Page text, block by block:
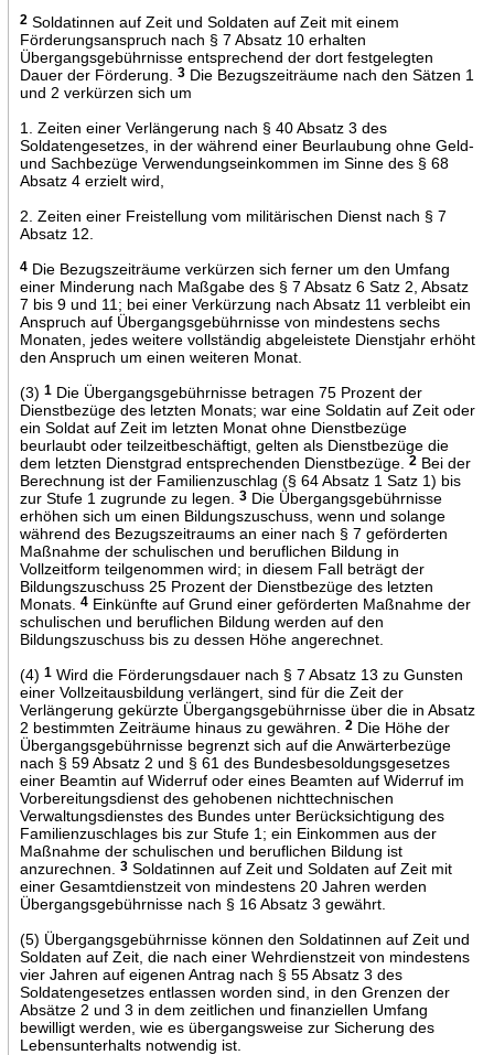
2Soldatinnen auf Zeit und Soldaten auf Zeit mit einem
Förderungsanspruch nach § 7 Absatz 10 erhalten
Übergangsgebührnisse entsprechend der dort festgelegten
Dauer der Förderung.
3Die Bezugszeiträume nach den Sätzen 1
und 2 verkürzen sich um
1. Zeiten einer Verlängerung nach § 40 Absatz 3 des
Soldatengesetzes, in der während einer Beurlaubung ohne Geld-
und Sachbezüge Verwendungseinkommen im Sinne des § 68
Absatz 4 erzielt wird,
2. Zeiten einer Freistellung vom militärischen Dienst nach § 7
Absatz 12.
4Die Bezugszeiträume verkürzen sich ferner um den Umfang
einer Minderung nach Maßgabe des § 7 Absatz 6 Satz 2, Absatz
7 bis 9 und 11; bei einer Verkürzung nach Absatz 11 verbleibt ein
Anspruch auf Übergangsgebührnisse von mindestens sechs
Monaten, jedes weitere vollständig abgeleistete Dienstjahr erhöht
den Anspruch um einen weiteren Monat.
(3) 1Die Übergangsgebührnisse betragen 75 Prozent der
Dienstbezüge des letzten Monats; war eine Soldatin auf Zeit oder
ein Soldat auf Zeit im letzten Monat ohne Dienstbezüge
beurlaubt oder teilzeitbeschäftigt, gelten als Dienstbezüge die
dem letzten Dienstgrad entsprechenden Dienstbezüge.
2Bei der
Berechnung ist der Familienzuschlag (§ 64 Absatz 1 Satz 1) bis
zur Stufe 1 zugrunde zu legen.
3Die Übergangsgebührnisse
erhöhen sich um einen Bildungszuschuss, wenn und solange
während des Bezugszeitraums an einer nach § 7 geförderten
Maßnahme der schulischen und beruflichen Bildung in
Vollzeitform teilgenommen wird; in diesem Fall beträgt der
Bildungszuschuss 25 Prozent der Dienstbezüge des letzten
Monats.
4Einkünfte auf Grund einer geförderten Maßnahme der
schulischen und beruflichen Bildung werden auf den
Bildungszuschuss bis zu dessen Höhe angerechnet.
(4) 1Wird die Förderungsdauer nach § 7 Absatz 13 zu Gunsten
einer Vollzeitausbildung verlängert, sind für die Zeit der
Verlängerung gekürzte Übergangsgebührnisse über die in Absatz
2 bestimmten Zeiträume hinaus zu gewähren.
2Die Höhe der
Übergangsgebührnisse begrenzt sich auf die Anwärterbezüge
nach § 59 Absatz 2 und § 61 des Bundesbesoldungsgesetzes
einer Beamtin auf Widerruf oder eines Beamten auf Widerruf im
Vorbereitungsdienst des gehobenen nichttechnischen
Verwaltungsdienstes des Bundes unter Berücksichtigung des
Familienzuschlages bis zur Stufe 1; ein Einkommen aus der
Maßnahme der schulischen und beruflichen Bildung ist
anzurechnen.
3Soldatinnen auf Zeit und Soldaten auf Zeit mit
einer Gesamtdienstzeit von mindestens 20 Jahren werden
Übergangsgebührnisse nach § 16 Absatz 3 gewährt.
(5) Übergangsgebührnisse können den Soldatinnen auf Zeit und
Soldaten auf Zeit, die nach einer Wehrdienstzeit von mindestens
vier Jahren auf eigenen Antrag nach § 55 Absatz 3 des
Soldatengesetzes entlassen worden sind, in den Grenzen der
Absätze 2 und 3 in dem zeitlichen und finanziellen Umfang
bewilligt werden, wie es übergangsweise zur Sicherung des
Lebensunterhalts notwendig ist.